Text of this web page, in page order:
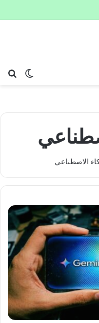
الوضع
الاصطناعي